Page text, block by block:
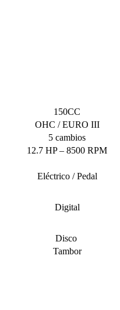
150CC
OHC / EURO III
5 cambios
12.7 HP – 8500 RPM
Eléctrico / Pedal
Digital
Disco
Tambor